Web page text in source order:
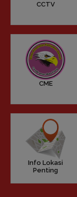
CCTV
CME
Info Lokasi
Penting